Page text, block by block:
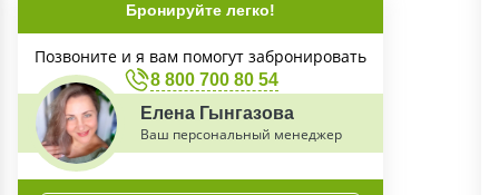
Бронируйте легко!
Позвоните и я вам помогут забронировать
8 800 700 80 54
Елена Гынгазова
Ваш персональный менеджер